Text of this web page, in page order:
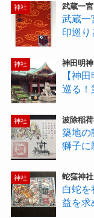
神社 武蔵一
武蔵一
印巡り
神社 神田明神
【神
巡る！
神社 波除稲
築地の
獅子に
神社 蛇窪神社
白蛇を
益を求